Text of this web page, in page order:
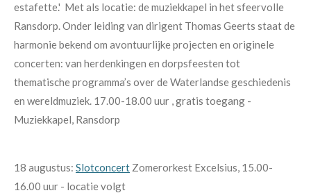
estafette.' Met als locatie: de muziekkapel in het sfeervolle
Ransdorp.Onder leiding van dirigent Thomas Geerts staat de
harmonie bekend om avontuurlijke projecten en originele
concerten: van herdenkingen en dorpsfeesten tot
thematische programma’s over de Waterlandse geschiedenis
en wereldmuziek. 17.00-18.00 uur , gratis toegang -
Muziekkapel, Ransdorp
18 augustus: Slotconcert Zomerorkest Excelsius, 15.00-
16.00 uur - locatie volgt